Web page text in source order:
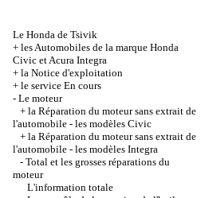
Le Honda de Tsivik
+ les Automobiles de la marque Honda
Civic et Acura Integra
+ la Notice d'exploitation
+ le service En cours
- Le moteur
+ la Réparation du moteur sans extrait de
l'automobile - les modèles Civic
+ la Réparation du moteur sans extrait de
l'automobile - les modèles Integra
- Total et les grosses réparations du
moteur
L'information totale